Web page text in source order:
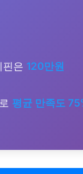
핀은 120만원
평균 만족도